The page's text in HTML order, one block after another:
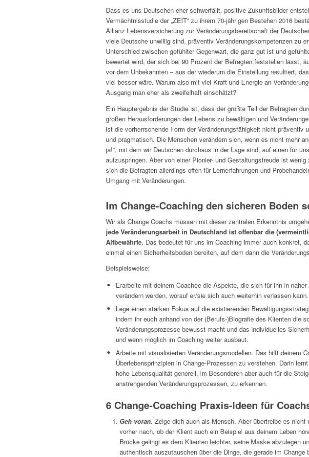
Dass es uns Deutschen eher schwerfällt, positive Zukunftsbilder
Vermächtnisstudie der „ZEIT“ zu ihrem 70-jährigen Bestehen 2016
Allianz Lebensversicherung zur Veränderungsbereitschaft der
viele Deutsche unwillig sind, präventiv Veränderungskompetenzen zu
Unterschied zwischen gefühlter Gegenwart, die ganz gut ist und
bewertet wird, der sich bei 90 Prozent der Befragten feststellen lässt,
vor dem Unbekannten – aus der wiederum die Einstellung resultiert,
viel besser wäre. Warum also mit viel Kraft und Energie an
Ausgang man eher als zweifelhaft einschätzt?
Ein Hauptergebnis der Studie ist, dass der größte Teil der Befragten
großen Herausforderungen des Lebens zu bewältigen und
ist die vorherrschende Form der Veränderungsfähigkeit nicht präventiv
und pragmatisch. Die Menschen verändern sich, wenn es nicht mehr
ja!“, mit dem wir Deutschen durchaus in der Lage sind, auf einen für
aufzuspringen. Aber von einer Pionier- und Gestaltungsfreude ist
sich die Befragten allerdings offen für Lernerfahrungen und
Umgang mit Veränderungen.
Im Change-Coaching den sicheren Boden
Wir als Change Coachs müssen mit dieser zentralen Erkenntnis
jede Veränderungsarbeit in Deutschland ist offenbar die
Altbewährte. Das bedeutet für uns im Coaching immer auch konkret,
einmal einen Sicherheitsboden bereiten, auf dem dann die
Beispielsweise:
Erarbeite mit deinem Coachee die Aspekte, die sich für ihn in
verändern werden, worauf er/sie sich auch weiterhin verlassen kann.
Lege einen starken Fokus auf die existierenden
indem ihr euch anhand von der (Berufs-)Biografie des Klienten die
Veränderungsprozesse bewusst macht und das individuelles
und wenn möglich im Coaching weiter ausbaut.
Arbeite mit visualisierten Veränderungsmodellen. Das hilft deinem
Überlebensprinzipien in Change-Prozessen zu verstehen. Darin
hohe Lebensqualität generell, im Besonderen aber auch für die
anstrengenden Veränderungsprozessen, zu erkennen.
6 Change-Coaching Praxis-Ideen für
Geh voran. Zeige dich auch als Mensch. Aber übertreibe es nicht
vorher nach, ob der Klient auch ein Beispiel aus deinem Leben
Brücke gelingt es dem Klienten leichter, seine Maske abzulegen
authentisch auszutauschen über die Dinge, die gerade im Change